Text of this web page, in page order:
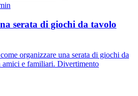
serata di giochi da tavolo
organizzare una serata di giochi da
e familiari. Divertimento